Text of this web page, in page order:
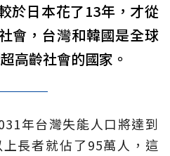
於日本花了13年，才從
會，台灣和韓國是全球
高齡社會的國家。
年台灣失能人口將達到
長者就佔了95萬人，這